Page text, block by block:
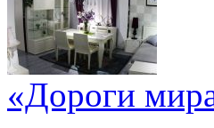
«Дороги